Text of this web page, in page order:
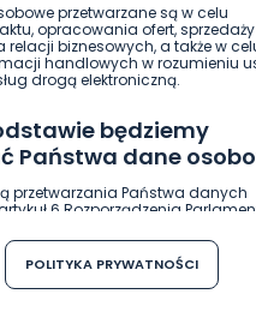
przetwarzane są w celu
opracowania ofert, sprzedaży
biznesowych, a także w
handlowych w rozumieniu
drogą elektroniczną.
będziemy
Państwa dane
przetwarzania Państwa danych
6 Rozporządzenia
osób fizycznych w związku z
osobowych w sprawie
takich danych oraz
(RODO).
POLITYKA PRYWATNOŚCI